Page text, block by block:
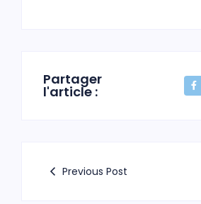
Partager
l'article :
Previous Post